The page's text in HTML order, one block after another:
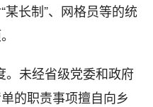
长制”、网格员等的统
。未经省级党委和政府
的职责事项擅自向乡